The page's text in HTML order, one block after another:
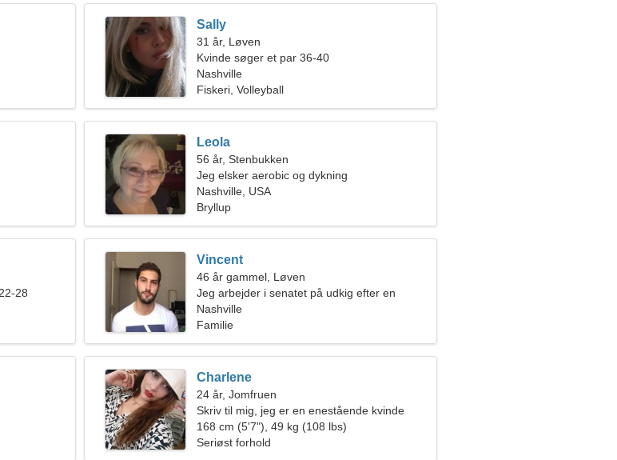
Sally
31 år, Løven
Kvinde søger et par 36-40
Nashville
Fiskeri, Volleyball
Leola
56 år, Stenbukken
Jeg elsker aerobic og dykning
Nashville, USA
Bryllup
28
Vincent
46 år gammel, Løven
Jeg arbejder i senatet på udkig efter en
fantastisk kvinde
Nashville
Familie
Charlene
24 år, Jomfruen
Skriv til mig, jeg er en enestående kvinde
168 cm (5'7"), 49 kg (108 lbs)
Seriøst forhold